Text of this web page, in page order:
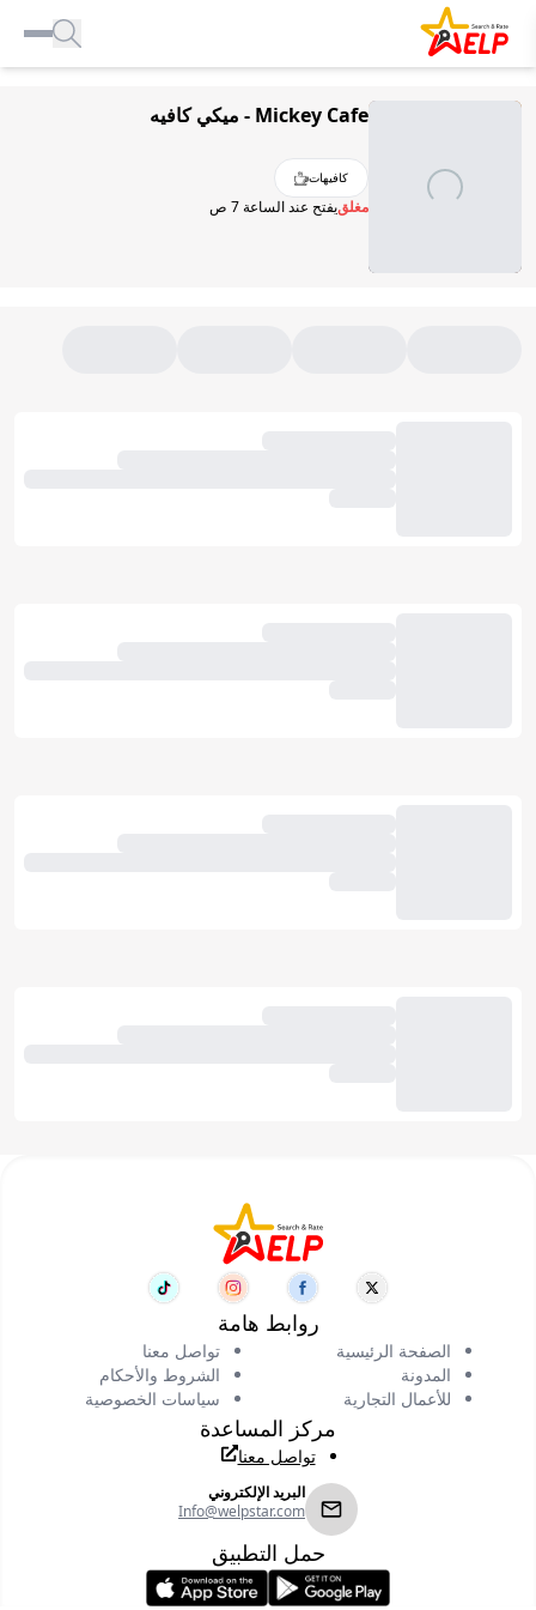
إضافة مكان
Mickey Cafe - ميكي كافيه
كافيهات
مغلقيفتح عند الساعة 7 ص
روابط هامة
الصفحة الرئيسية
المدونة
للأعمال التجارية
تواصل معنا
الشروط والأحكام
سياسات الخصوصية
مركز المساعدة
تواصل معنا
البريد الإلكتروني
Info@welpstar.com
حمل التطبيق